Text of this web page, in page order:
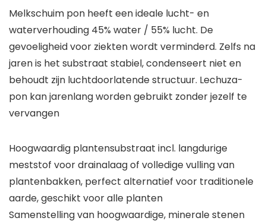
Melkschuim pon heeft een ideale lucht- en
waterverhouding 45% water / 55% lucht. De
gevoeligheid voor ziekten wordt verminderd. Zelfs na
jaren is het substraat stabiel, condenseert niet en
behoudt zijn luchtdoorlatende structuur. Lechuza-
pon kan jarenlang worden gebruikt zonder jezelf te
vervangen
Hoogwaardig plantensubstraat incl. langdurige
meststof voor drainalaag of volledige vulling van
plantenbakken, perfect alternatief voor traditionele
aarde, geschikt voor alle planten
Samenstelling van hoogwaardige, minerale stenen